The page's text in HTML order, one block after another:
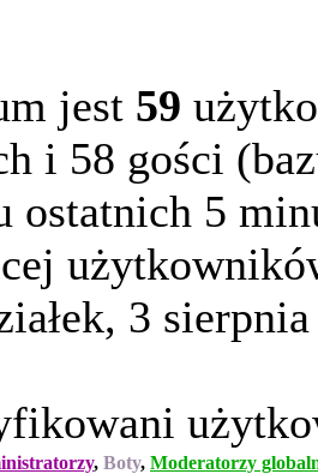
jest 59
i 58 gości
ostatnich 5
3
, Boty, Moderatorzy